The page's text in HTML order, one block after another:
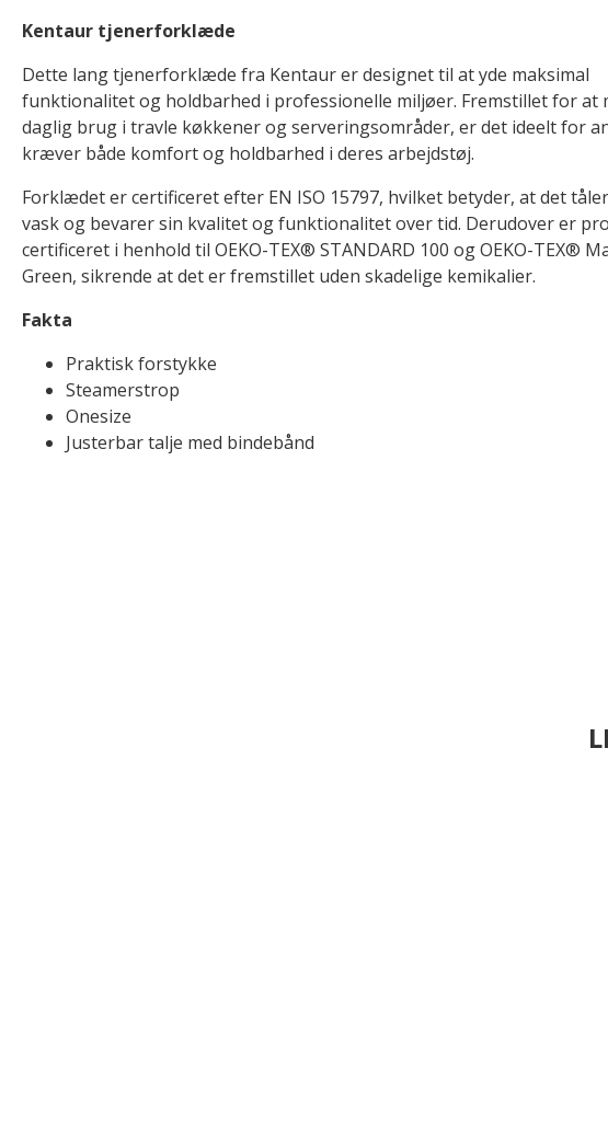
Kentaur tjenerforklæde
Dette lang tjenerforklæde fra Kentaur er designet til at yde maksimal
funktionalitet og holdbarhed i professionelle miljøer. Fremstillet for at
daglig brug i travle køkkener og serveringsområder, er det ideelt for
kræver både komfort og holdbarhed i deres arbejdstøj.
Forklædet er certificeret efter EN ISO 15797, hvilket betyder, at det
vask og bevarer sin kvalitet og funktionalitet over tid. Derudover er
certificeret i henhold til OEKO-TEX® STANDARD 100 og OEKO-TEX®
Green, sikrende at det er fremstillet uden skadelige kemikalier.
Fakta
Praktisk forstykke
Steamerstrop
Onesize
Justerbar talje med bindebånd